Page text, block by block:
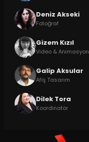
Deniz Akseki
Fotoğraf
Gizem Kızıl
Video & Animasyon
Galip Aksular
Afiş Tasarım
Dilek Tora
Koordinatör